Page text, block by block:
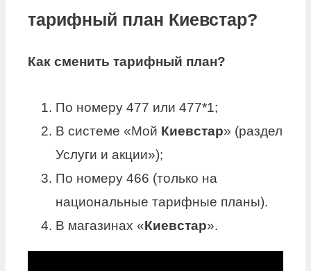
тарифный план Киевстар?
Как сменить тарифный план?
По номеру 477 или 477*1;
В системе «Мой Киевстар» (раздел
Услуги и акции»);
По номеру 466 (только на
национальные тарифные планы).
В магазинах «Киевстар».